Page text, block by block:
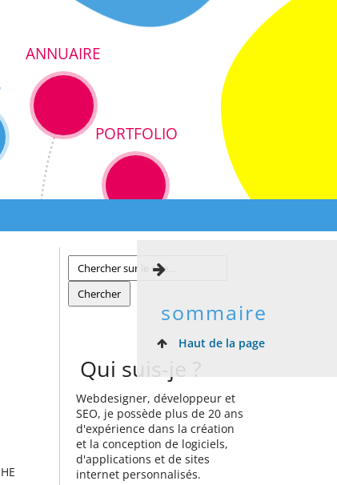
ANNUAIRE
PORTFOLIO
sommaire
Haut de la page
Qui suis-je ?
Webdesigner, développeur et
SEO, je possède plus de 20 ans
d'expérience dans la création
et la conception de logiciels,
d'applications et de sites
internet personnalisés.